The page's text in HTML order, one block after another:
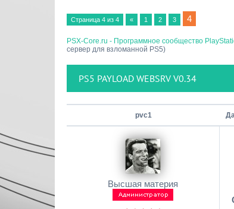
Страница 4 из 4 « 1 2 3 4
PSX-Core.ru - Программное сообщество
сервер для взломанной PS5)
PS5 PAYLOAD WEBSRV V0.34
pvc1
Высшая материя